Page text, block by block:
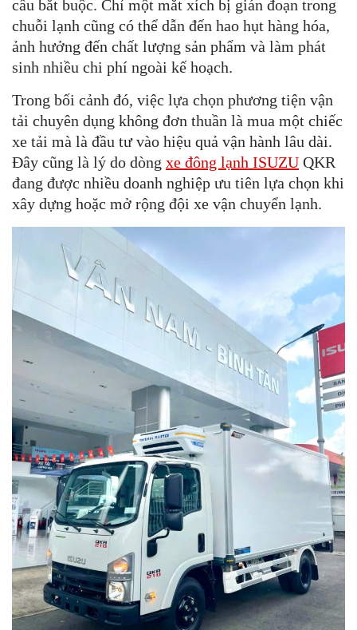
cầu bắt buộc. Chỉ một mắt xích bị gián đoạn trong
chuỗi lạnh cũng có thể dẫn đến hao hụt hàng hóa,
ảnh hưởng đến chất lượng sản phẩm và làm phát
sinh nhiều chi phí ngoài kế hoạch.
Trong bối cảnh đó, việc lựa chọn phương tiện vận
tải chuyên dụng không đơn thuần là mua một chiếc
xe tải mà là đầu tư vào hiệu quả vận hành lâu dài.
Đây cũng là lý do dòng xe đông lạnh ISUZU QKR
đang được nhiều doanh nghiệp ưu tiên lựa chọn khi
xây dựng hoặc mở rộng đội xe vận chuyển lạnh.